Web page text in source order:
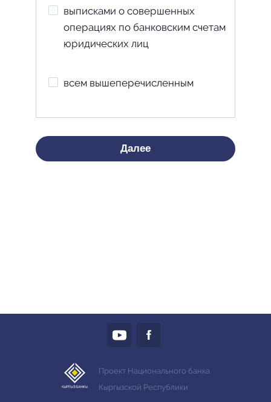
выписками о совершенных
операциях по банковским счетам
юридических лиц
всем вышеперечисленным
Далее
Проект Национального банка
Кыргызской Республики